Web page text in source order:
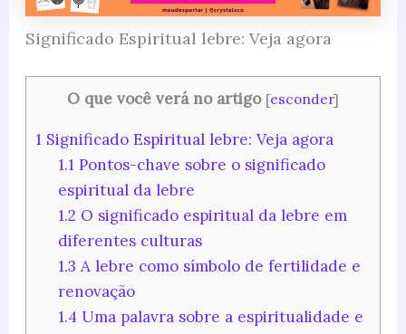
Significado Espiritual lebre: Veja agora
O que você verá no artigo [esconder]
1Significado Espiritual lebre: Veja agora
1.1 Pontos-chave sobre o significado
espiritual da lebre
1.2 O significado espiritual da lebre em
diferentes culturas
1.3 A lebre como símbolo de fertilidade e
renovação
1.4 Uma palavra sobre a espiritualidade e